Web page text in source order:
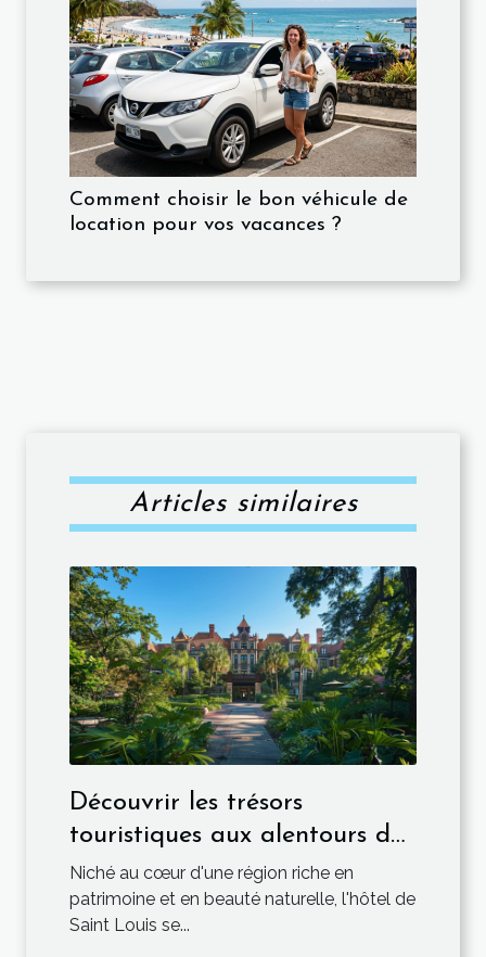
Comment choisir le bon véhicule de
location pour vos vacances ?
Articles similaires
Découvrir les trésors
touristiques aux alentours de
l'hôtel de Saint Louis
Niché au cœur d'une région riche en
patrimoine et en beauté naturelle, l'hôtel de
Saint Louis se...